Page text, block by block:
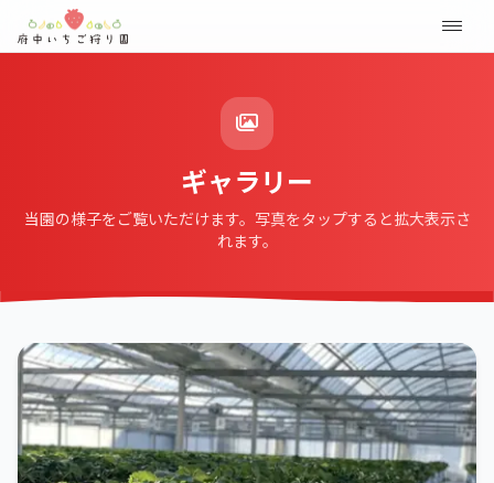
ギャラリー
当園の様子をご覧いただけます。写真をタップすると拡大表示さ
れます。